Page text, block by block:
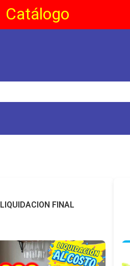
Catálogo
LIQUIDACION FINAL